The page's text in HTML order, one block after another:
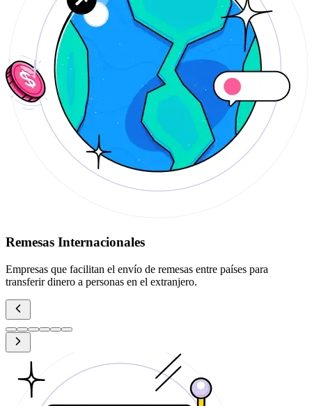
Remesas Internacionales
Empresas que facilitan el envío de remesas entre países para
transferir dinero a personas en el extranjero.